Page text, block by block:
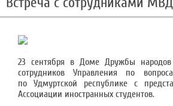
23 сентября в Доме Дружбы народов
сотрудников Управления по
по
Удмуртской республике с
Ассоциации иностранных студентов.